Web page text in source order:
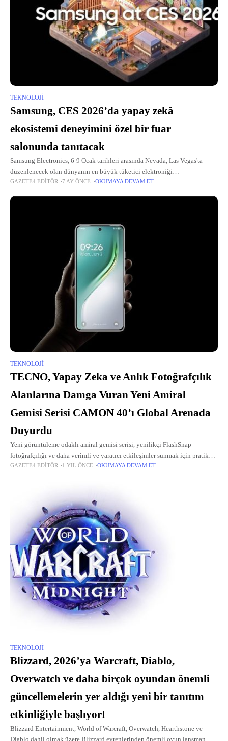
TEKNOLOJI
Samsung, CES 2026’da yapay zekâ
ekosistemi deneyimini özel bir fuar
salonunda tanıtacak
Samsung Electronics, 6-9 Ocak tarihleri arasında Nevada, Las Vegas'ta
düzenlenecek olan dünyanın en büyük tüketici elektroniği
fuarlarından CES 2026'da gerçekleştireceği The First Look etkinliğiyle
GAZETE4 EDITÖR 7 AY ÖNCE OKUMAYA DEVAM ET
TEKNOLOJI
TECNO, Yapay Zeka ve Anlık Fotoğrafçılık
Alanlarına Damga Vuran Yeni Amiral
Gemisi Serisi CAMON 40’ı Global Arenada
Duyurdu
Yeni görüntüleme odaklı amiral gemisi serisi, yenilikçi FlashSnap
fotoğrafçılığı ve daha verimli ve yaratıcı etkileşimler sunmak için pratik
TECNO AI ile gelişmiş görüntüleme yeteneklerini bir araya getiriyor.
GAZETE4 EDITÖR 1 YIL ÖNCE OKUMAYA DEVAM ET
TEKNOLOJI
Blizzard, 2026’ya Warcraft, Diablo,
Overwatch ve daha birçok oyundan önemli
güncellemelerin yer aldığı yeni bir tanıtım
etkinliğiyle başlıyor!
Blizzard Entertainment, World of Warcraft, Overwatch, Hearthstone ve